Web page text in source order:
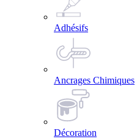
Adhésifs
Ancrages Chimiques
Décoration